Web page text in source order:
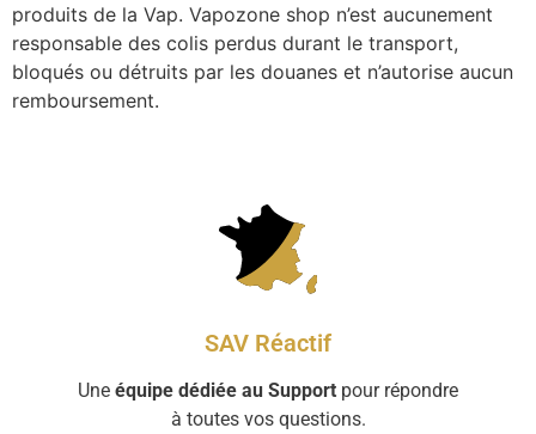
produits de la Vap. Vapozone shop n’est aucunement
responsable des colis perdus durant le transport,
bloqués ou détruits par les douanes et n’autorise aucun
remboursement.
SAV Réactif
Une équipe dédiée au Support pour répondre
à toutes vos questions.